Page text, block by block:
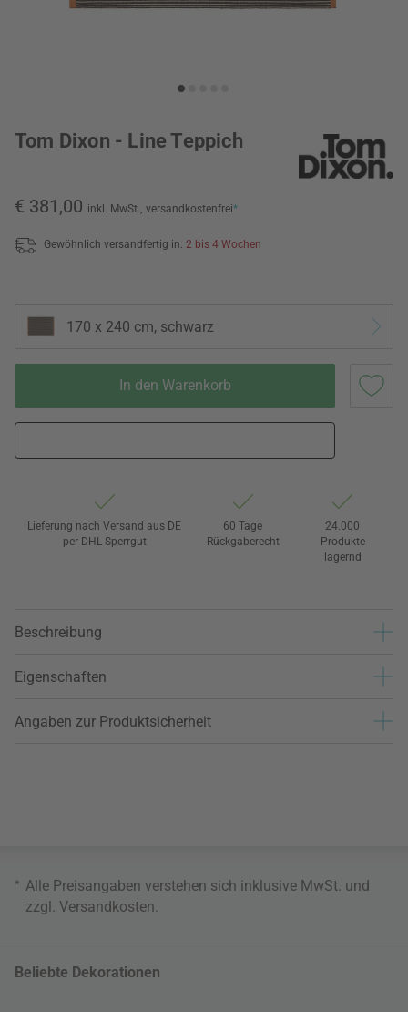
Tom Dixon - Line Teppich
€ 381,00 inkl. MwSt., versandkostenfrei*
Gewöhnlich versandfertig in: 2 bis 4 Wochen
170 x 240 cm, schwarz
In den Warenkorb
Lieferung nach Versand aus DE
per DHL Sperrgut
60 Tage
Rückgaberecht
24.000
Produkte
lagernd
Beschreibung
Eigenschaften
Angaben zur Produktsicherheit
* Alle Preisangaben verstehen sich inklusive MwSt. und
zzgl. Versandkosten.
Beliebte Dekorationen